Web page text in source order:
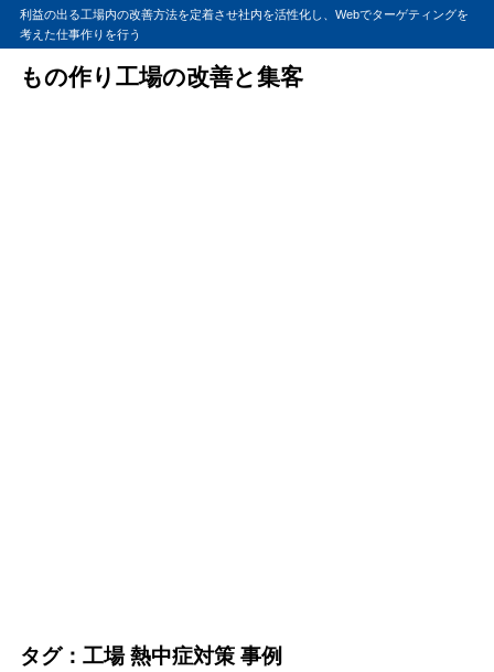
利益の出る工場内の改善方法を定着させ社内を活性化し、Webでターゲティングを
考えた仕事作りを行う
もの作り工場の改善と集客
タグ：工場 熱中症対策 事例